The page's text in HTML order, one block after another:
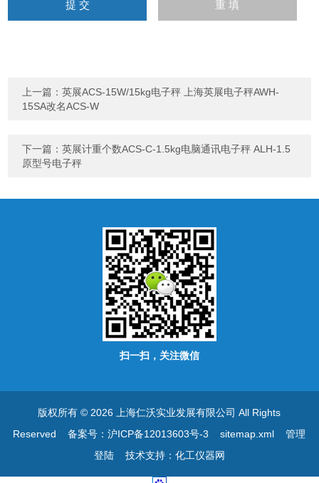
上一篇：英展ACS-15W/15kg电子秤 上海英展电子秤AWH-
15SA改名ACS-W
下一篇：英展计重个数ACS-C-1.5kg电脑通讯电子秤 ALH-1.5
原型号电子秤
扫一扫，关注微信
版权所有 © 2026 上海仁沃实业发展有限公司 All Rights
Reserved备案号：沪ICP备12013603号-3 sitemap.xml
管理
登陆技术支持： 化工仪器网